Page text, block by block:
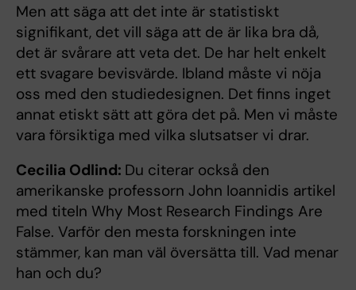
Men att säga att det inte är statistiskt
signifikant, det vill säga att de är lika bra då,
det är svårare att veta det. De har helt enkelt
ett svagare bevisvärde. Ibland måste vi nöja
oss med den studiedesignen. Det finns inget
annat etiskt sätt att göra det på. Men vi måste
vara försiktiga med vilka slutsatser vi drar.
Cecilia Odlind: Du citerar också den
amerikanske professorn John Ioannidis artikel
med titeln Why Most Research Findings Are
False. Varför den mesta forskningen inte
stämmer, kan man väl översätta till. Vad menar
han och du?